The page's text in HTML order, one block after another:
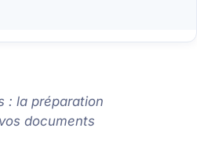
: la préparation
documents